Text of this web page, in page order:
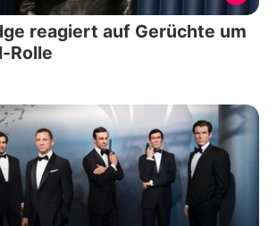
reagiert auf Gerüchte um
Rolle